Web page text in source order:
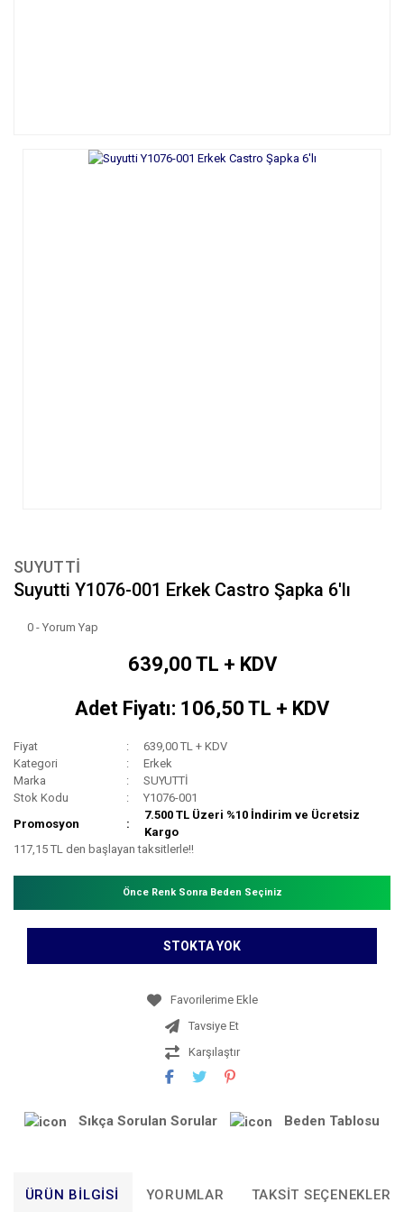
SUYUTTİ
Suyutti Y1076-001 Erkek Castro Şapka 6'lı
0 - Yorum Yap
639,00 TL + KDV
Adet Fiyatı: 106,50 TL + KDV
Fiyat
639,00 TL + KDV
Kategori
Erkek
Marka
SUYUTTİ
Stok Kodu
Y1076-001
Promosyon
7.500 TL Üzeri %10 İndirim ve Ücretsiz
Kargo
117,15 TL den başlayan taksitlerle!!
Önce Renk Sonra Beden Seçiniz
STOKTA YOK
Tavsiye Et
Karşılaştır
Sıkça Sorulan Sorular Beden Tablosu
ÜRÜN BILGISI YORUMLAR TAKSIT SEÇENEKLERI